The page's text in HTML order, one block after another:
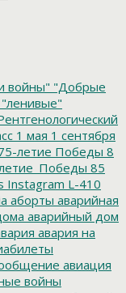
войны" "Добрые
"ленивые"
1 мая 1 сентября
летие Победы 8
85
Instagram L-410
аборты аварийная
аварийный дом
авария на
авиация
войны